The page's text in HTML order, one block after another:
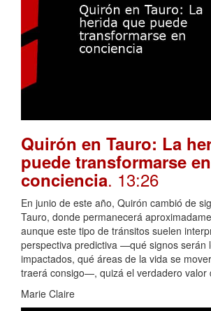
Quirón en Tauro: La
puede transformarse en
conciencia. 13:26
En junio de este año, Quirón cambió de
Tauro, donde permanecerá
aunque este tipo de tránsitos suelen
perspectiva predictiva —qué signos serán
impactados, qué áreas de la vida se
traerá consigo—, quizá el verdadero valor
Marie Claire